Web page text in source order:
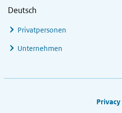
Deutsch
Privatpersonen
Unternehmen
Privacy